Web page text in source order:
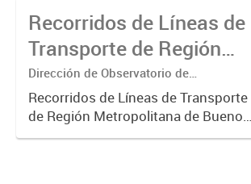
Recorridos de Líneas de
Transporte de Región
Metropolitana de
Buenos Aires (RMBA)
Dirección de Observatorio de
Transporte, Estudio y Sistemas
Recorridos de Líneas de Transporte
de Región Metropolitana de Buenos
Aires (RMBA).-